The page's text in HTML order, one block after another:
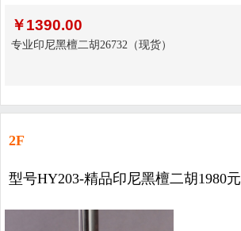
￥1390.00
专业印尼黑檀二胡26732（现货）
2F
型号HY203-精品印尼黑檀二胡1980元